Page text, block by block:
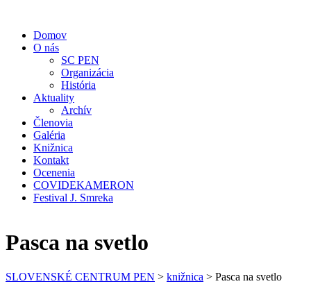
Domov
O nás
SC PEN
Organizácia
História
Aktuality
Archív
Členovia
Galéria
Knižnica
Kontakt
Ocenenia
COVIDEKAMERON
Festival J. Smreka
Pasca na svetlo
SLOVENSKÉ CENTRUM PEN > knižnica > Pasca na svetlo